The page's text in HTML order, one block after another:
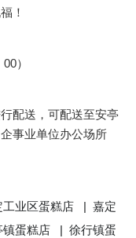
！
）
配送，可配送至安亭
事业单位办公场所
工业区蛋糕店 |嘉定
镇蛋糕店 |徐行镇蛋